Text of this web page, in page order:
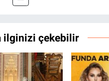
ilginizi çekebilir